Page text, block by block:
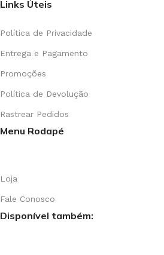
Links Úteis
Política de Privacidade
Entrega e Pagamento
Promoções
Política de Devolução
Rastrear Pedidos
Menu Rodapé
Loja
Fale Conosco
Disponível também: